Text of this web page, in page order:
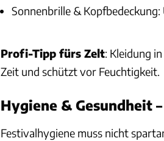
Sonnenbrille &
Profi-Tipp fürs Zelt: Kleidung
Zeit und schützt vor Feuchtigkeit.
Hygiene & Gesundheit
Festivalhygiene muss nicht